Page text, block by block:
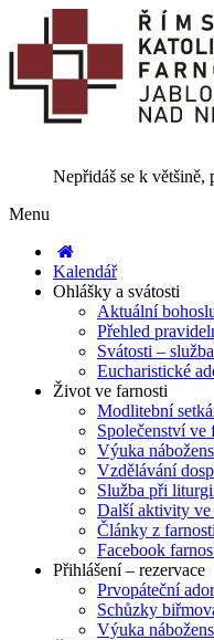
Nepřidáš se k
Menu
Kalendář
Ohlášky a svátosti
Aktuální
Přehled
Svátosti –
Eucharistické
Život ve farnosti
Modlitební
Společenství ve
Výuka
Vzdělávání
Služba při
Další aktivity ve
Články z farnosti
Facebook
Přihlášení – rezervace
Prvopáteční
Schůzky
Výuka